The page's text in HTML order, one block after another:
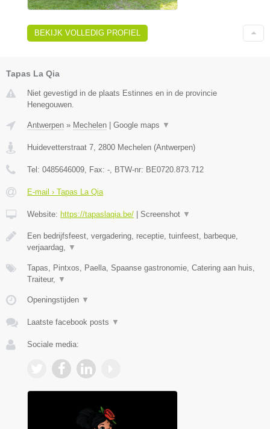
BEKIJK VOLLEDIG PROFIEL
Tapas La Qia
Niet gevestigd in de plaats Estinnes en in de provincie
Henegouwen.
Antwerpen » Mechelen Google maps ▼
Huidevetterstraat 7, 2800 Mechelen (Antwerpen)
Tel: 0485646009, Fax: -, BTW-nr: BE0720.873.712
E-mail › Tapas La Qia
Website: https://tapaslaqia.be/ Screenshot ▼
Een bedrijfsfeest, vergadering, receptie, tuinfeest, barbeque,
verjaardag, ▼
Tapas, Pintxos, Paella, Spaanse gastronomie, Catering aan huis,
Traiteur, ▼
Openingstijden ▼
Laatste facebook posts ▼
Sociale media: